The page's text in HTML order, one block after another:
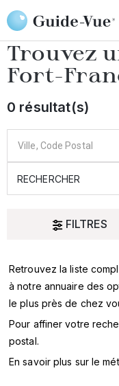
Aller au contenu
Accueil Choisir mon
Trouvez
Fort-
0 résultat(s)
FILTRES
Oui
SERVICES
MARQUES
Retrouvez la liste
à notre annuaire des
le plus près de chez
Pour affiner votre
postal.
En savoir plus sur le